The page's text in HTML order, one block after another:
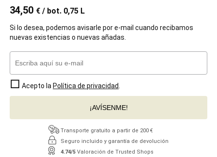
34,50 € / bot. 0,75 L
Si lo desea, podemos avisarle por e-mail cuando recibamos
nuevas existencias o nuevas añadas.
Acepto la Política de privacidad
¡AVÍSENME!
Transporte gratuito a partir de 200 €
Seguro incluido y garantía de devolución
4.74/5 Valoración de Trusted Shops